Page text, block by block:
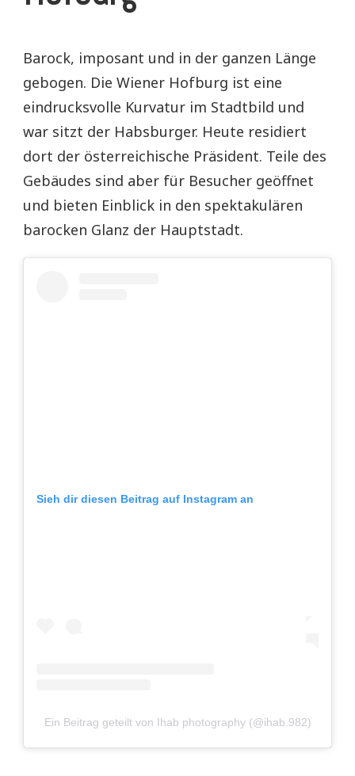
Barock, imposant und in der ganzen Länge
gebogen. Die Wiener Hofburg ist eine
eindrucksvolle Kurvatur im Stadtbild und
war sitzt der Habsburger. Heute residiert
dort der österreichische Präsident. Teile des
Gebäudes sind aber für Besucher geöffnet
und bieten Einblick in den spektakulären
barocken Glanz der Hauptstadt.
Sieh dir diesen Beitrag auf Instagram an
Ein Beitrag geteilt von Ihab photography (@ihab.982)